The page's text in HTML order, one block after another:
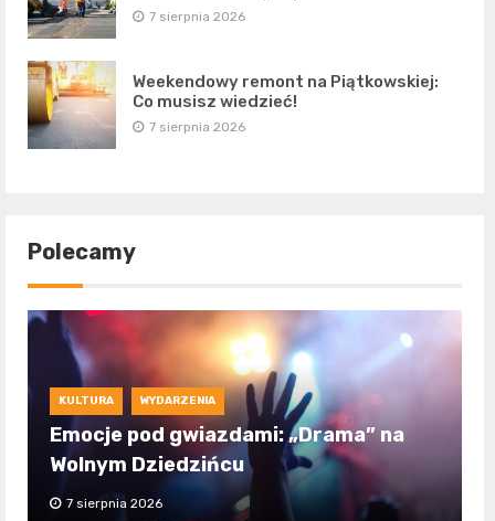
7 sierpnia 2026
Weekendowy remont na Piątkowskiej:
Co musisz wiedzieć!
7 sierpnia 2026
Polecamy
KULTURA WYDARZENIA
Emocje pod gwiazdami: „Drama” na
Wolnym Dziedzińcu
7 sierpnia 2026